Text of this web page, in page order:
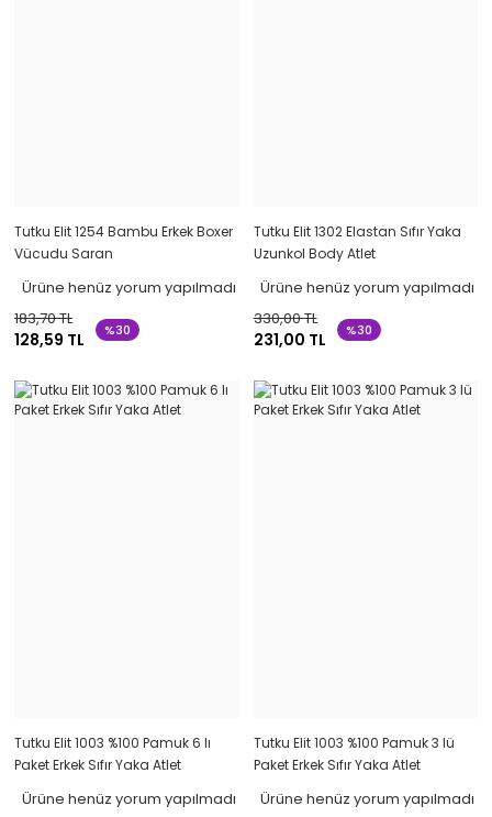
Tutku Elit 1254 Bambu Erkek Boxer
Vücudu Saran
Ürüne henüz yorum yapılmadı
183,70 TL
128,59 TL %30
Tutku Elit 1302 Elastan Sıfır Yaka
Uzunkol Body Atlet
Ürüne henüz yorum yapılmadı
330,00 TL
231,00 TL %30
Tutku Elit 1003 %100 Pamuk 6 lı
Paket Erkek Sıfır Yaka Atlet
Ürüne henüz yorum yapılmadı
Tutku Elit 1003 %100 Pamuk 3 lü
Paket Erkek Sıfır Yaka Atlet
Ürüne henüz yorum yapılmadı